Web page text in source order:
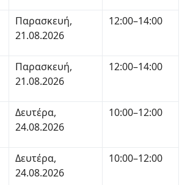
Παρασκευή,
21.08.2026
12:00–14:00
Παρασκευή,
21.08.2026
12:00–14:00
Δευτέρα,
24.08.2026
10:00–12:00
Δευτέρα,
24.08.2026
10:00–12:00